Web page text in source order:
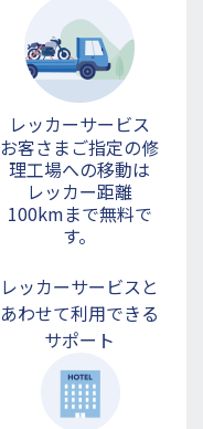
レッカーサービス
お客さまご指定の修
理工場への移動は
レッカー距離
100kmまで無料で
す。
レッカーサービスと
あわせて利用できる
サポート